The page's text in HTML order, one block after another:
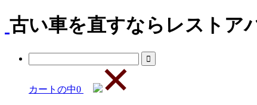
古い車を直すならレストア
カートの中0